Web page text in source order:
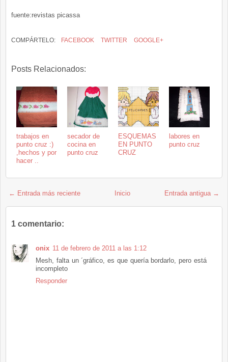
fuente:revistas picassa
COMPÁRTELO: FACEBOOK TWITTER GOOGLE+
Posts Relacionados:
trabajos en
punto cruz :)
,hechos y por
hacer ..
secador de
cocina en
punto cruz
ESQUEMAS
EN PUNTO
CRUZ
labores en
punto cruz
← Entrada más reciente Entrada antigua →
Inicio
1 comentario:
onix 11 de febrero de 2011 a las 1:12
Mesh, falta un ´gráfico, es que quería bordarlo, pero está
incompleto
Responder